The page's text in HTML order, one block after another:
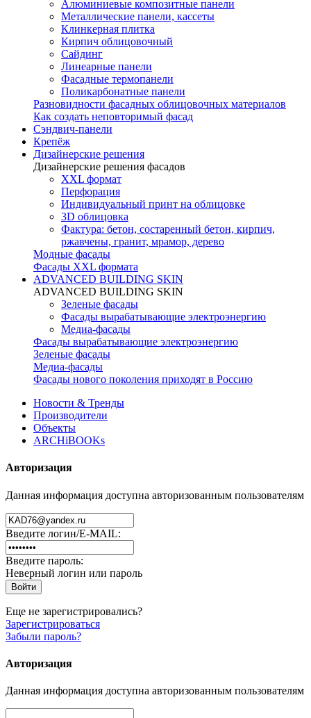
Алюминиевые композитные панели
Металлические панели, кассеты
Клинкерная плитка
Кирпич облицовочный
Сайдинг
Линеарные панели
Фасадные термопанели
Поликарбонатные панели
Разновидности фасадных облицовочных материалов
Как создать неповторимый фасад
Сэндвич-панели
Крепёж
Дизайнерские решения
Дизайнерские решения фасадов
XXL формат
Перфорация
Индивидуальный принт на облицовке
3D облицовка
Фактура: бетон, состаренный бетон, кирпич,
ржавчены, гранит, мрамор, дерево
Модные фасады
Фасады XXL формата
ADVANCED BUILDING SKIN
ADVANCED BUILDING SKIN
Зеленые фасады
Фасады вырабатывающие электроэнергию
Медиа-фасады
Фасады вырабатывающие электроэнергию
Зеленые фасады
Медиа-фасады
Фасады нового поколения приходят в Россию
Новости & Тренды
Производители
Объекты
ARCHiBOOKs
Авторизация
Данная информация доступна авторизованным пользователям
Введите логин/E-MAIL:
Введите пароль:
Неверный логин или пароль
Еще не зарегистрировались?
Зарегистрироваться
Забыли пароль?
Авторизация
Данная информация доступна авторизованным пользователям